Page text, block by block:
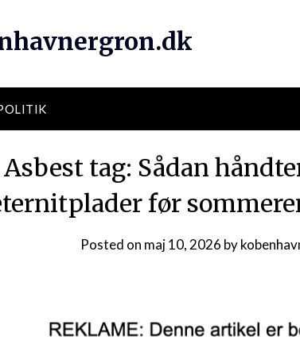
Asbest tag: Sådan
før
Posted on maj 10, 2026 by